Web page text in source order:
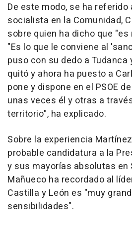
De este modo, se ha referido
socialista en la Comunidad,
sobre quien ha dicho que
"Es lo que le conviene al
puso con su dedo a Tudanca
quitó y ahora ha puesto a
pone y dispone en el PSOE
unas veces él y otras a
territorio", ha explicado.
Sobre la experiencia
probable candidatura a la
y sus mayorías absolutas en
Mañueco ha recordado al
Castilla y León es "muy
sensibilidades".